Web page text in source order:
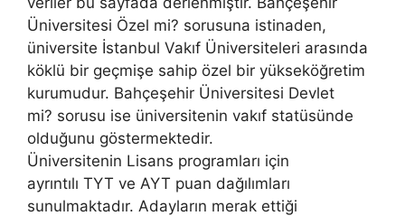
Üniversitesi Özel mi? sorusuna istinaden,
üniversite İstanbul Vakıf Üniversiteleri arasında
köklü bir geçmişe sahip özel bir yükseköğretim
kurumudur. Bahçeşehir Üniversitesi Devlet
mi? sorusu ise üniversitenin vakıf statüsünde
olduğunu göstermektedir.
Üniversitenin Lisans programları için
ayrıntılı TYT ve AYT puan dağılımları
sunulmaktadır. Adayların merak ettiği